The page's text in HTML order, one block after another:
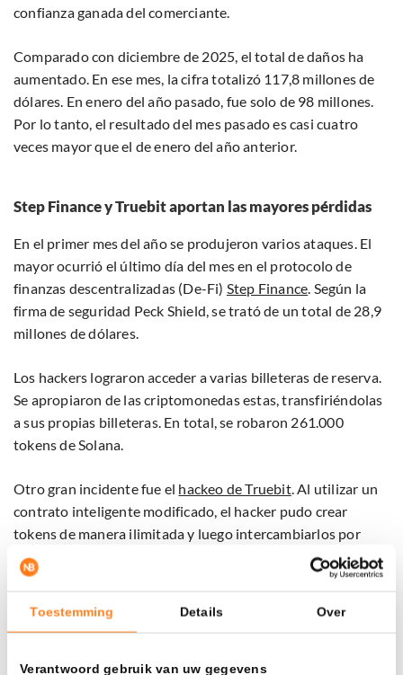
Toestemming Details Over
Verantwoord gebruik van uw gegevens
confianza ganada del comerciante.
Comparado con diciembre de 2025, el total de daños ha
aumentado. En ese mes, la cifra totalizó 117,8 millones de
dólares. En enero del año pasado, fue solo de 98 millones.
Por lo tanto, el resultado del mes pasado es casi cuatro
veces mayor que el de enero del año anterior.
Step Finance y Truebit aportan las mayores pérdidas
En el primer mes del año se produjeron varios ataques. El
mayor ocurrió el último día del mes en el protocolo de
finanzas descentralizadas (De-Fi) Step Finance. Según la
firma de seguridad Peck Shield, se trató de un total de 28,9
millones de dólares.
Los hackers lograron acceder a varias billeteras de reserva.
Se apropiaron de las criptomonedas estas, transfiriéndolas
a sus propias billeteras. En total, se robaron 261.000
tokens de Solana.
Otro gran incidente fue el hackeo de Truebit. Al utilizar un
contrato inteligente modificado, el hacker pudo crear
tokens de manera ilimitada y luego intercambiarlos por
tokens reales.
TRU, se desplomara, y el hacker escapó con 26,4 millones